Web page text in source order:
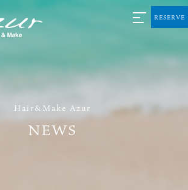
Hair&Make Azur
NEWS
RESERVE